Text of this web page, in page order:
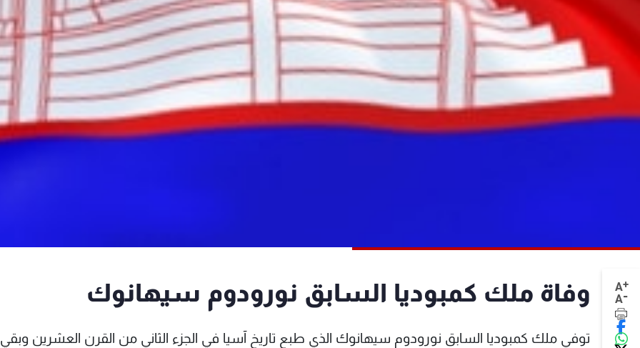
A+
A- وفاة ملك كمبوديا السابق نورودوم سيهانوك
توفي ملك كمبوديا السابق نورودوم سيهانوك الذي طبع تاريخ آسيا في الجزء الثاني من القرن العشرين وبقي